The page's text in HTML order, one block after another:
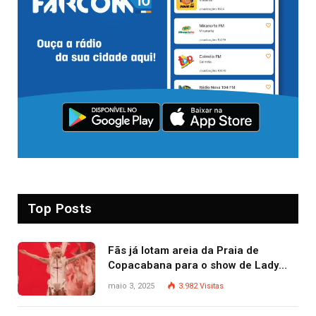
Top Posts
Fãs já lotam areia da Praia de
Copacabana para o show de Lady
Gaga
maio 3, 2025 3.982Visitas